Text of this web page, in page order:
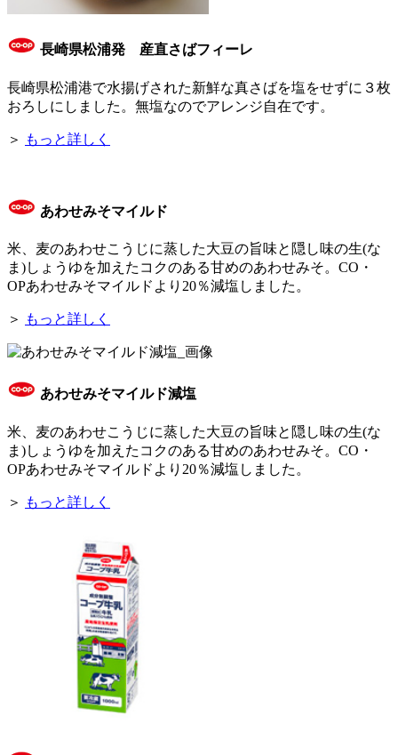
長崎県松浦発 産直さばフィーレ
長崎県松浦港で水揚げされた新鮮な真さばを塩をせずに３枚
おろしにしました。無塩なのでアレンジ自在です。
＞ もっと詳しく
あわせみそマイルド
米、麦のあわせこうじに蒸した大豆の旨味と隠し味の生(な
ま)しょうゆを加えたコクのある甘めのあわせみそ。CO・
OPあわせみそマイルドより20％減塩しました。
＞ もっと詳しく
あわせみそマイルド減塩
米、麦のあわせこうじに蒸した大豆の旨味と隠し味の生(な
ま)しょうゆを加えたコクのある甘めのあわせみそ。CO・
OPあわせみそマイルドより20％減塩しました。
＞ もっと詳しく